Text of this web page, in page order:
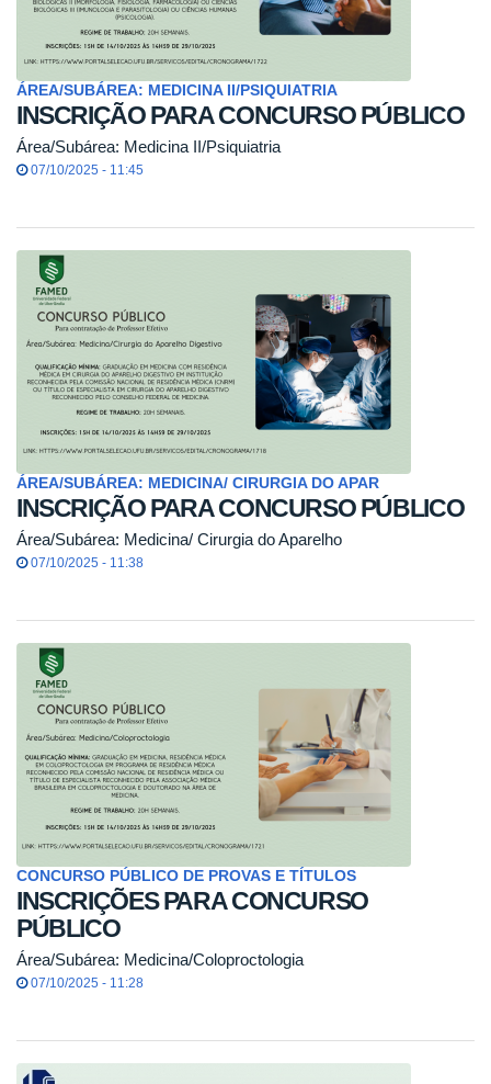
ÁREA/SUBÁREA: MEDICINA II/PSIQUIATRIA
INSCRIÇÃO PARA CONCURSO PÚBLICO
Área/Subárea: Medicina II/Psiquiatria
07/10/2025 - 11:45
ÁREA/SUBÁREA: MEDICINA/ CIRURGIA DO APAR
INSCRIÇÃO PARA CONCURSO PÚBLICO
Área/Subárea: Medicina/ Cirurgia do Aparelho
07/10/2025 - 11:38
CONCURSO PÚBLICO DE PROVAS E TÍTULOS
INSCRIÇÕES PARA CONCURSO
PÚBLICO
Área/Subárea: Medicina/Coloproctologia
07/10/2025 - 11:28